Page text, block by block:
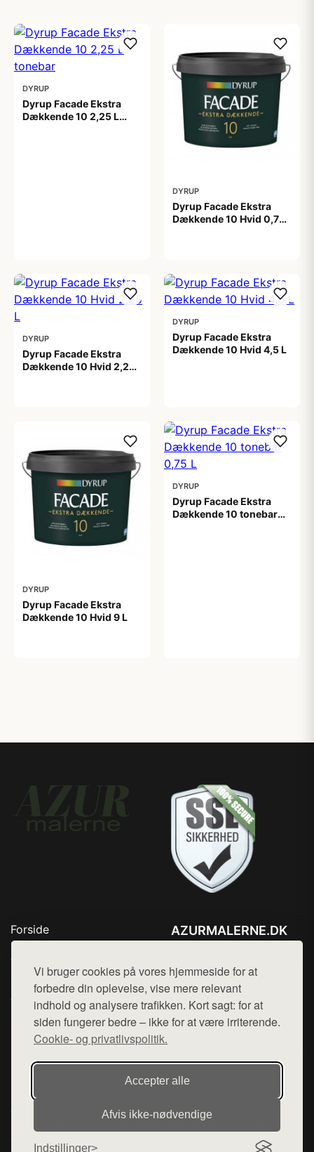
Vi bruger cookies på vores hjemmeside for at
forbedre din oplevelse, vise mere relevant
indhold og analysere trafikken. Kort sagt: for at
siden fungerer bedre – ikke for at være irriterende.
Cookie- og privatlivspolitik.
Accepter alle
Afvis ikke‑nødvendige
Indstillinger
DYRUP
Dyrup Facade Ekstra
Dækkende 10 2,25 L
DYRUP
Dyrup Facade Ekstra
Dækkende 10 Hvid 0,75
DYRUP
Dyrup Facade Ekstra
Dækkende 10 Hvid 2,25
DYRUP
Dyrup Facade Ekstra
Dækkende 10 Hvid 4,5 L
DYRUP
Dyrup Facade Ekstra
Dækkende 10 Hvid 9 L
DYRUP
Dyrup Facade Ekstra
Dækkende 10 tonebar
Forside
Produkter
Top Rabatter
Jotun maling
Kontakt
AZURMALERNE.DK
Mail:hej@want.dk
Cookie- og privatlivspolitik
Denne side er en del af want.dk, der udgiver en række
hjemmesider med præsentation af forskellige produkter fra
diverse webshops. Der sælges ikke varer fra denne side - vi
varerne på lager.